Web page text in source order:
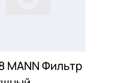
MANN Фильтр